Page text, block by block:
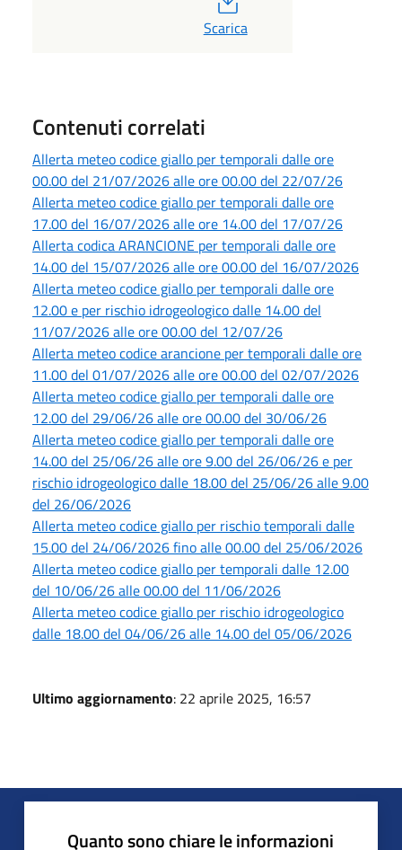
Scarica
Contenuti correlati
Allerta meteo codice giallo per temporali dalle ore
00.00 del 21/07/2026 alle ore 00.00 del 22/07/26
Allerta meteo codice giallo per temporali dalle ore
17.00 del 16/07/2026 alle ore 14.00 del 17/07/26
Allerta codica ARANCIONE per temporali dalle ore
14.00 del 15/07/2026 alle ore 00.00 del 16/07/2026
Allerta meteo codice giallo per temporali dalle ore
12.00 e per rischio idrogeologico dalle 14.00 del
11/07/2026 alle ore 00.00 del 12/07/26
Allerta meteo codice arancione per temporali dalle ore
11.00 del 01/07/2026 alle ore 00.00 del 02/07/2026
Allerta meteo codice giallo per temporali dalle ore
12.00 del 29/06/26 alle ore 00.00 del 30/06/26
Allerta meteo codice giallo per temporali dalle ore
14.00 del 25/06/26 alle ore 9.00 del 26/06/26 e per
rischio idrogeologico dalle 18.00 del 25/06/26 alle 9.00
del 26/06/2026
Allerta meteo codice giallo per rischio temporali dalle
15.00 del 24/06/2026 fino alle 00.00 del 25/06/2026
Allerta meteo codice giallo per temporali dalle 12.00
del 10/06/26 alle 00.00 del 11/06/2026
Allerta meteo codice giallo per rischio idrogeologico
dalle 18.00 del 04/06/26 alle 14.00 del 05/06/2026
Ultimo aggiornamento: 22 aprile 2025, 16:57
Quanto sono chiare le informazioni